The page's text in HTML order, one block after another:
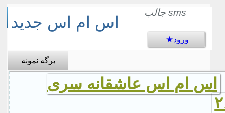
اس ام اس جدید
sms جالب
ورود
برگه نمونه
اس ام اس عاشقانه سری